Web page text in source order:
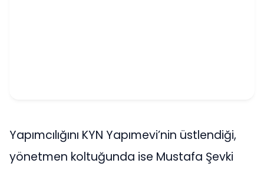
Yapımcılığını KYN Yapımevi’nin üstlendiği,
yönetmen koltuğunda ise Mustafa Şevki